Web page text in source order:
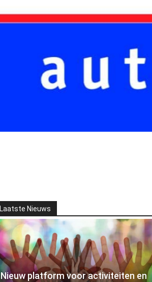
Laatste Nieuws
Nieuw platform voor activiteiten en